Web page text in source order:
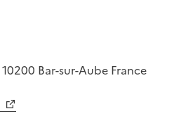
10200 Bar-sur-Aube France